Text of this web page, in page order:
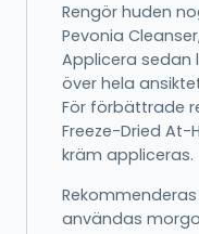
Rengör huden
Pevonia
Applicera sedan
över hela
För förbättrade
Freeze-Dried At-
kräm appliceras.
användas